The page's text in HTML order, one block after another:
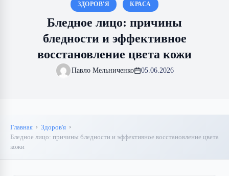
ЗДОРОВ'Я КРАСА
Бледное лицо: причины
бледности и эффективное
восстановление цвета кожи
Павло Мельниченко 05.06.2026
Главная
Здоров'я
Бледное лицо: причины бледности и эффективное восстановление цвета
кожи